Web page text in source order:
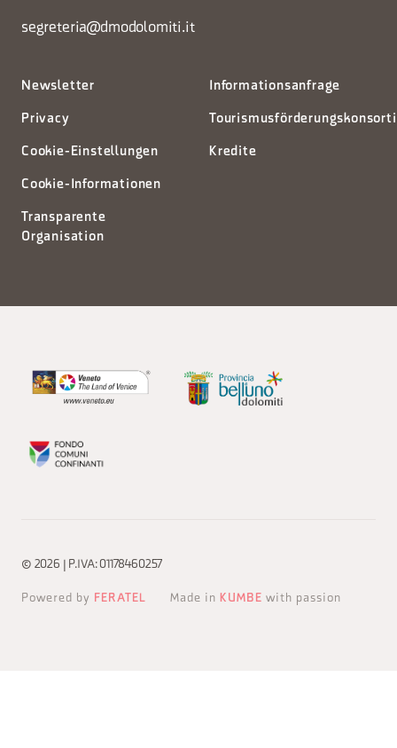
segreteria@dmodolomiti.it
Newsletter
Privacy
Cookie-Einstellungen
Cookie-Informationen
Transparente
Organisation
Informationsanfrage
Kredite
© 2026 | P.IVA: 01178460257
Powered by FERATEL Made in KUMBE with passion